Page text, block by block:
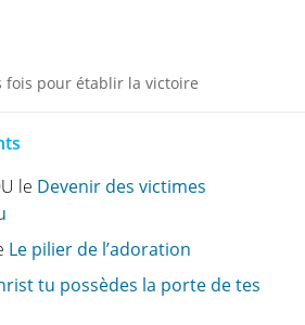
pour établir la victoire
le Devenir des victimes
Le pilier de l’adoration
tu possèdes la porte de tes